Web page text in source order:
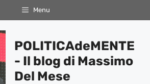
Menu
POLITICAdeMENTE
- Il blog di Massimo
Del Mese